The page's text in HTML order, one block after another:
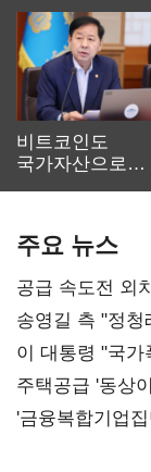
비트코인도
국가자산으로…'
주요 뉴스
공급 속도전 외
리모델링' 제안
송영길 측 "정
총선 지휘 못해"
이 대통령 "국
진실 밝혀야"
주택공급 '동상
'금융복합기업